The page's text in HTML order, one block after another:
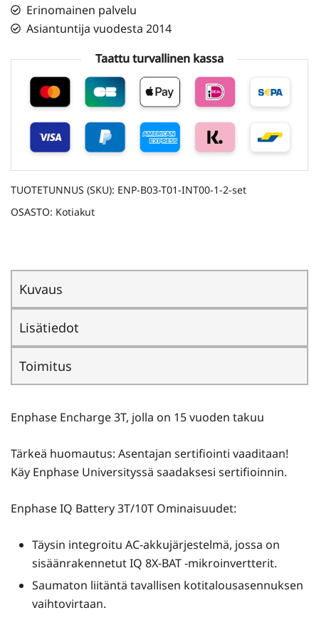
Erinomainen palvelu
Asiantuntija vuodesta 2014
Taattu turvallinen kassa
TUOTETUNNUS (SKU): ENP-B03-T01-INT00-1-2-set
OSASTO: Kotiakut
Kuvaus
Lisätiedot
Toimitus
Enphase Encharge 3T, jolla on 15 vuoden takuu
Tärkeä huomautus: Asentajan sertifiointi vaaditaan!
Käy Enphase Universityssä saadaksesi sertifioinnin.
Enphase IQ Battery 3T/10T Ominaisuudet:
Täysin integroitu AC-akkujärjestelmä, jossa on
sisäänrakennetut IQ 8X-BAT -mikroinvertterit.
Saumaton liitäntä tavallisen kotitalousasennuksen
vaihtovirtaan.